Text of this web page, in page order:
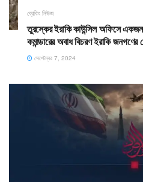
ব্রেকিং নিউজ
তুরস্কের ইরাকি কাউন্সিল অফিসে
কমান্ডারের অবাধ বিচরণ ইরাকি
সেপ্টেম্বর 7, 2024